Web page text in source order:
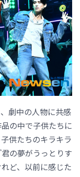
劇中の人物に共感
の中で子供たちに
供たちのキラキラ
の夢がうっとりす
ど、以前に感じた